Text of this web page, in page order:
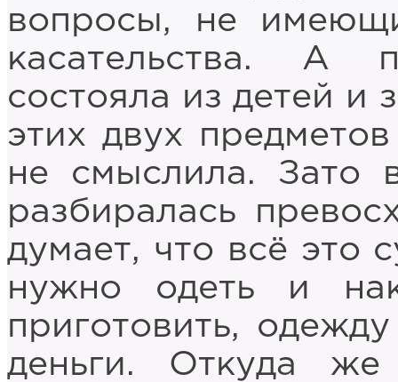
вопросы, не
касательства. А
состояла из детей и
этих двух
не смыслила. Зато
разбиралась
думает, что всё это
нужно одеть и
приготовить,
деньги. Откуда